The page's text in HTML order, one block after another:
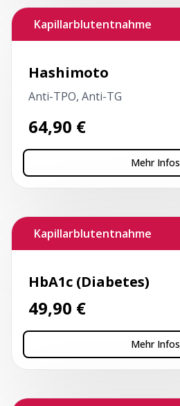
Kapillarblutentnahme
Hashimoto
Anti-TPO, Anti-TG
64,90 €
Mehr Infos
Kapillarblutentnahme
HbA1c (Diabetes)
49,90 €
Mehr Infos